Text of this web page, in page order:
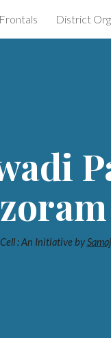
District
: An Initiative by